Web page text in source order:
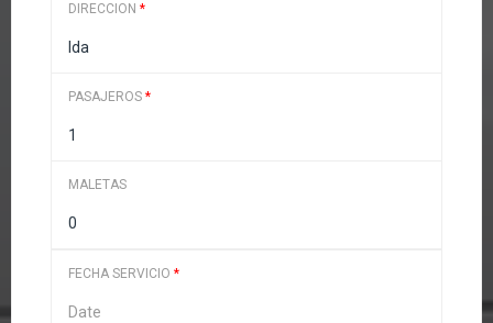
DIRECCION *
PASAJEROS *
MALETAS
FECHA SERVICIO *